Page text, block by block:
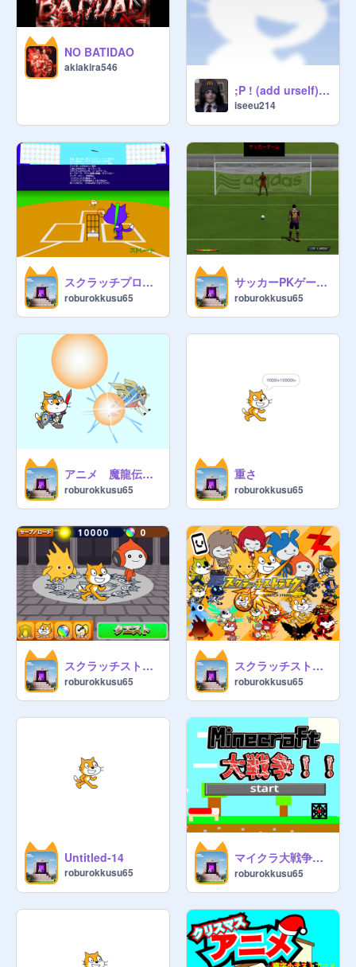
boo
NO BATIDAO
akiakira546
;P ! (add urself) remix !
iseeu214
スクラッチプロ野球
roburokkusu65
サッカーPKゲーム remix
roburokkusu65
アニメ 魔龍伝説記remake #2「図書館で」 remix
roburokkusu65
重さ
roburokkusu65
スクラッチストライクVer.4.0 remix
roburokkusu65
スクラッチストライク(超チート版)
roburokkusu65
Untitled-14
roburokkusu65
マイクラ大戦争 敵モブ編 remix
roburokkusu65